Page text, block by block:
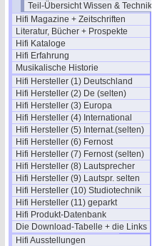
Teil-Übersicht Wissen & Technik
Hifi Magazine + Zeitschriften
Literatur, Bücher + Prospekte
Hifi Kataloge
Hifi Erfahrung
Musikalische Historie
Hifi Hersteller (1) Deutschland
Hifi Hersteller (2) De (selten)
Hifi Hersteller (3) Europa
Hifi Hersteller (4) International
Hifi Hersteller (5) Internat.(selten)
Hifi Hersteller (6) Fernost
Hifi Hersteller (7) Fernost (selten)
Hifi Hersteller (8) Lautsprecher
Hifi Hersteller (9) Lautspr. selten
Hifi Hersteller (10) Studiotechnik
Hifi Hersteller (11) geparkt
Hifi Produkt-Datenbank
Die Download-Tabelle + die Links
Hifi Ausstellungen